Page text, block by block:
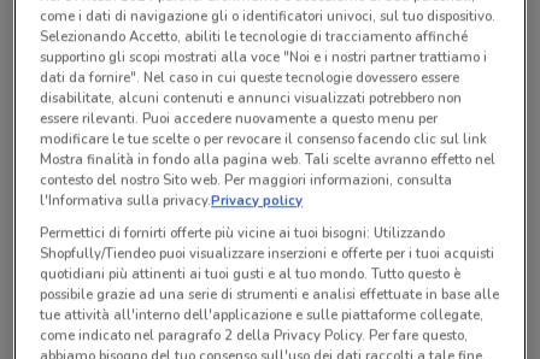
Tutte le promozioni di questo negozio
come i dati di navigazione gli o identificatori univoci, sul tuo dispositivo.
Selezionando Accetto, abiliti le tecnologie di tracciamento affinché
supportino gli scopi mostrati alla voce "Noi e i nostri partner trattiamo i
dati da fornire". Nel caso in cui queste tecnologie dovessero essere
disabilitate, alcuni contenuti e annunci visualizzati potrebbero non
essere rilevanti. Puoi accedere nuovamente a questo menu per
modificare le tue scelte o per revocare il consenso facendo clic sul link
Mostra finalità in fondo alla pagina web. Tali scelte avranno effetto nel
contesto del nostro Sito web. Per maggiori informazioni, consulta
l'Informativa sulla privacy.Privacy policy
Permettici di fornirti offerte più vicine ai tuoi bisogni: Utilizzando
Shopfully/Tiendeo puoi visualizzare inserzioni e offerte per i tuoi acquisti
quotidiani più attinenti ai tuoi gusti e al tuo mondo. Tutto questo è
possibile grazie ad una serie di strumenti e analisi effettuate in base alle
tue attività all'interno dell'applicazione e sulle piattaforme collegate,
come indicato nel paragrafo 2 della Privacy Policy. Per fare questo,
abbiamo bisogno del tuo consenso sull'uso dei dati raccolti a tale fine.